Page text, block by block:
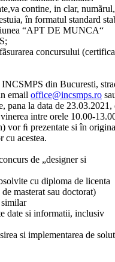
contine, in clar, numãrul,
în formatul standard
“APT DE MUNCA“
concursului
din Bucuresti,
email office@incsmps.ro
pana la data de 23.03.2021,
intre orele 10.00-
vor ﬁ prezentate si în
acestea.
de „designer si
cu diploma de licenta
masterat sau doctorat)
date si informatii, inclusiv
si implementarea de